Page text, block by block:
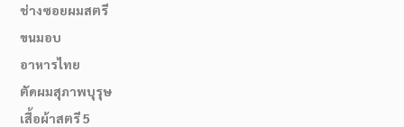
ช่างซอยผมสตรี
ขนมอบ
อาหารไทย
ตัดผมสุภาพบุรุษ
เสื้อผ้าสตรี 5